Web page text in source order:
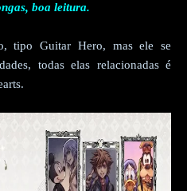
boa leitura.
tipo Guitar Hero, mas ele se
todas elas relacionadas é